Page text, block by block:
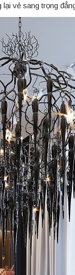
vẻ sang trọng